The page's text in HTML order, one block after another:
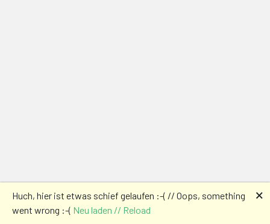
Huch, hier ist etwas schief gelaufen :-( // Oops, something
went wrong :-( Neu laden // Reload
🗙